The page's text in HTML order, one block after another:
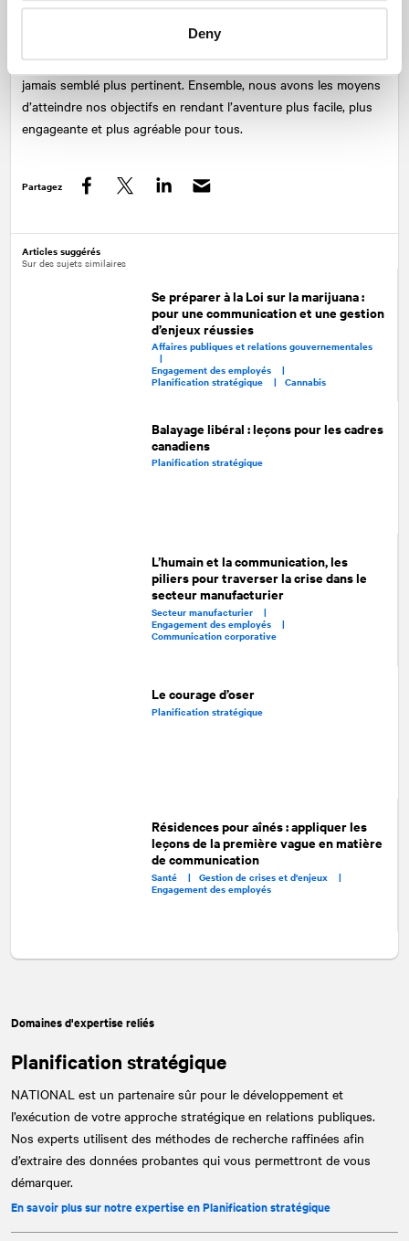
Deny
cheminement qui sera sans doute plus long qu’on ne le souhaite.
« Seul on va plus vite, ensemble on va plus loin » : cet adage n’a
jamais semblé plus pertinent. Ensemble, nous avons les moyens
d’atteindre nos objectifs en rendant l’aventure plus facile, plus
engageante et plus agréable pour tous.
Partagez
Articles suggérés
Sur des sujets similaires
Se préparer à la Loi sur la marijuana :
pour une communication et une gestion
d’enjeux réussies
Affaires publiques et relations gouvernementales
|
Engagement des employés |
Planification stratégique | Cannabis
Balayage libéral : leçons pour les cadres
canadiens
Planification stratégique
L’humain et la communication, les
piliers pour traverser la crise dans le
secteur manufacturier
Secteur manufacturier |
Engagement des employés |
Communication corporative
Le courage d’oser
Planification stratégique
Résidences pour aînés : appliquer les
leçons de la première vague en matière
de communication
Santé | Gestion de crises et d'enjeux |
Engagement des employés
Domaines d'expertise reliés
Planification stratégique
NATIONAL est un partenaire sûr pour le développement et
l’exécution de votre approche stratégique en relations publiques.
Nos experts utilisent des méthodes de recherche raffinées afin
d’extraire des données probantes qui vous permettront de vous
démarquer.
En savoir plus sur notre expertise en Planification stratégique